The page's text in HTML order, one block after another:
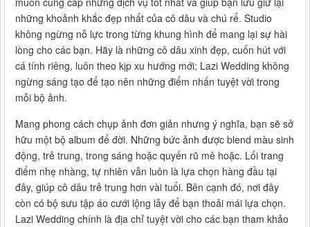
những khoảnh khắc đẹp nhất của cô dâu và chú rể. Studio
không ngừng nỗ lực trong từng khung hình để mang lại sự hài
lòng cho các bạn. Hãy là những cô dâu xinh đẹp, cuốn hút với
cá tính riêng, luôn theo kịp xu hướng mới; Lazi Wedding không
ngừng sáng tạo để tạo nên những điểm nhấn tuyệt vời trong
mỗi bộ ảnh.
Mang phong cách chụp ảnh đơn giản nhưng ý nghĩa, bạn sẽ sở
hữu một bộ album để đời. Những bức ảnh được blend màu sinh
động, trẻ trung, trong sáng hoặc quyến rũ mê hoặc. Lối trang
điểm nhẹ nhàng, tự nhiên vẫn luôn là lựa chọn hàng đầu tại
đây, giúp cô dâu trẻ trung hơn vài tuổi. Bên cạnh đó, nơi đây
còn có bộ sưu tập áo cưới lộng lẫy để bạn thoải mái lựa chọn.
Lazi Wedding chính là địa chỉ tuyệt vời cho các bạn tham khảo